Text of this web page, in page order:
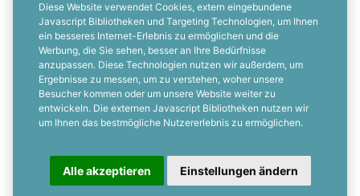
Diese Website verwendet Cookies, extern eingebundene
Javascript Bibliotheken und Targeting Technologien, um Ihnen
ein besseres Internet-Erlebnis zu ermöglichen und die
Werbung, die Sie sehen, besser an Ihre Bedürfnisse
anzupassen. Diese Technologien nutzen wir außerdem, um
Ergebnisse zu messen, um zu verstehen, woher unsere
Besucher kommen oder um unsere Website weiter zu
entwickeln. Die externen Javascript Bibliotheken nutzen wir
um Ihnen das bestmögliche Nutzererlebnis zu ermöglichen.
Alle akzeptieren Einstellungen ändern